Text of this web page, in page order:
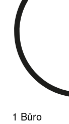
1 Büro